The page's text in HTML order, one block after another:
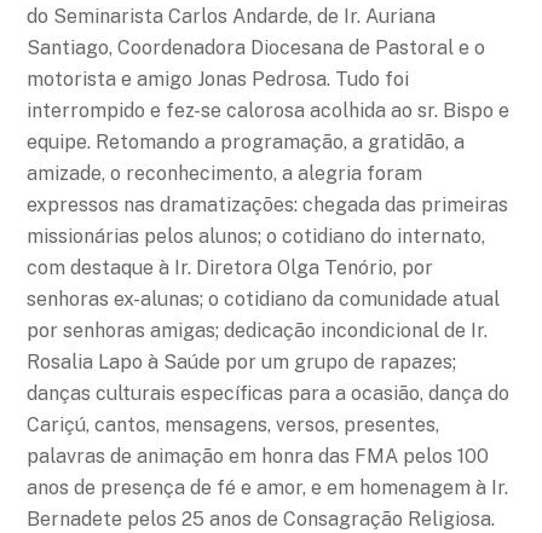
do Seminarista Carlos Andarde, de Ir. Auriana
Santiago, Coordenadora Diocesana de Pastoral e o
motorista e amigo Jonas Pedrosa. Tudo foi
interrompido e fez-se calorosa acolhida ao sr. Bispo e
equipe. Retomando a programação, a gratidão, a
amizade, o reconhecimento, a alegria foram
expressos nas dramatizações: chegada das primeiras
missionárias pelos alunos; o cotidiano do internato,
com destaque à Ir. Diretora Olga Tenório, por
senhoras ex-alunas; o cotidiano da comunidade atual
por senhoras amigas; dedicação incondicional de Ir.
Rosalia Lapo à Saúde por um grupo de rapazes;
danças culturais específicas para a ocasião, dança do
Cariçú, cantos, mensagens, versos, presentes,
palavras de animação em honra das FMA pelos 100
anos de presença de fé e amor, e em homenagem à Ir.
Bernadete pelos 25 anos de Consagração Religiosa.